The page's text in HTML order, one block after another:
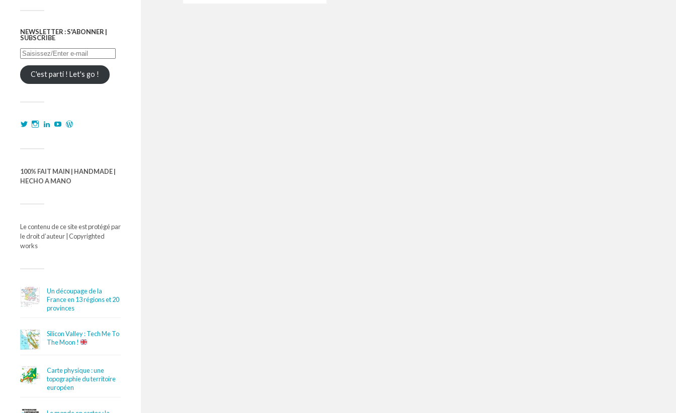
NEWSLETTER : S'ABONNER |
SUBSCRIBE
C'est parti ! Let's go !
100% FAIT MAIN | HANDMADE |
HECHO A MANO
Le contenu de ce site est protégé par
le droit d’auteur | Copyrighted
works
Un découpage de la
France en 13 régions et 20
provinces
Silicon Valley : Tech Me To
The Moon !
Carte physique : une
topographie du territoire
européen